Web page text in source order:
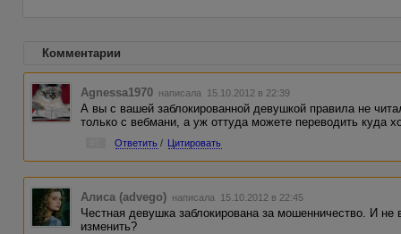
Комментарии
Agnessa1970 написала 15.10.2012 в 22:39
А вы с вашей заблокированной девушкой правила не
только с вебмани, а уж оттуда можете переводить куда
Ответить / Цитировать
Алиса (advego) написала 15.10.2012 в 22:45
Честная девушка заблокирована за мошенничество. И
изменить?